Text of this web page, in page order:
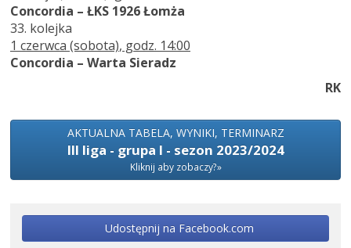
Concordia – ŁKS 1926 Łomża
33. kolejka
1 czerwca (sobota), godz. 14:00
Concordia – Warta Sieradz
RK
AKTUALNA TABELA, WYNIKI, TERMINARZ
III liga - grupa I - sezon 2023/2024
Kliknij aby zobaczy?»
Udostępnij na Facebook.com